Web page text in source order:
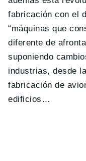
fabricación con el
“máquinas que
diferente de
suponiendo
industrias, desde
fabricación de
edificios…